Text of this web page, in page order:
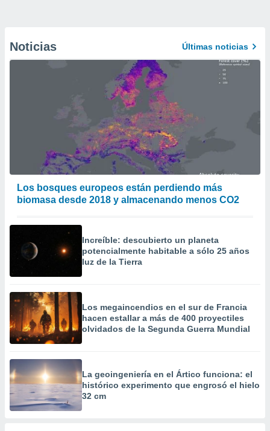
Noticias Últimas noticias
Los bosques europeos están perdiendo más
biomasa desde 2018 y almacenando menos CO2
Increíble: descubierto un planeta
potencialmente habitable a sólo 25 años
luz de la Tierra
Los megaincendios en el sur de Francia
hacen estallar a más de 400 proyectiles
olvidados de la Segunda Guerra Mundial
La geoingeniería en el Ártico funciona: el
histórico experimento que engrosó el hielo
32 cm